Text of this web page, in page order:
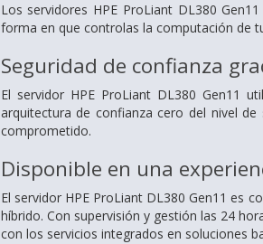
Los servidores HPE ProLiant DL380
forma en que controlas la computación de
Seguridad de confianza
El servidor HPE ProLiant DL380 Gen11
arquitectura de confianza cero del nivel
comprometido.
Disponible en una
El servidor HPE ProLiant DL380 Gen11 es
híbrido. Con supervisión y gestión las 24
con los servicios integrados en soluciones